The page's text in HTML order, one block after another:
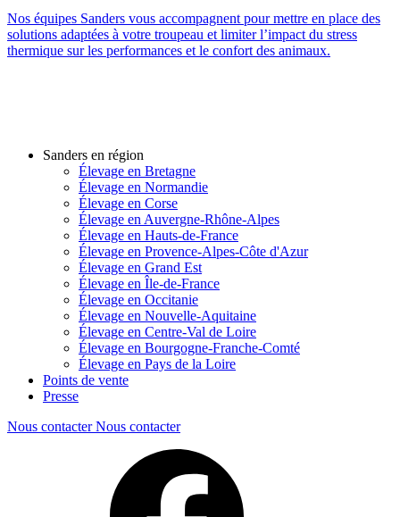
Nos équipes Sanders vous accompagnent pour mettre en place des
solutions adaptées à votre troupeau et limiter l’impact du stress
thermique sur les performances et le confort des animaux.
Sanders en région
Élevage en Bretagne
Élevage en Normandie
Élevage en Corse
Élevage en Auvergne-Rhône-Alpes
Élevage en Hauts-de-France
Élevage en Provence-Alpes-Côte d'Azur
Élevage en Grand Est
Élevage en Île-de-France
Élevage en Occitanie
Élevage en Nouvelle-Aquitaine
Élevage en Centre-Val de Loire
Élevage en Bourgogne-Franche-Comté
Élevage en Pays de la Loire
Points de vente
Presse
Nous contacter Nous contacter